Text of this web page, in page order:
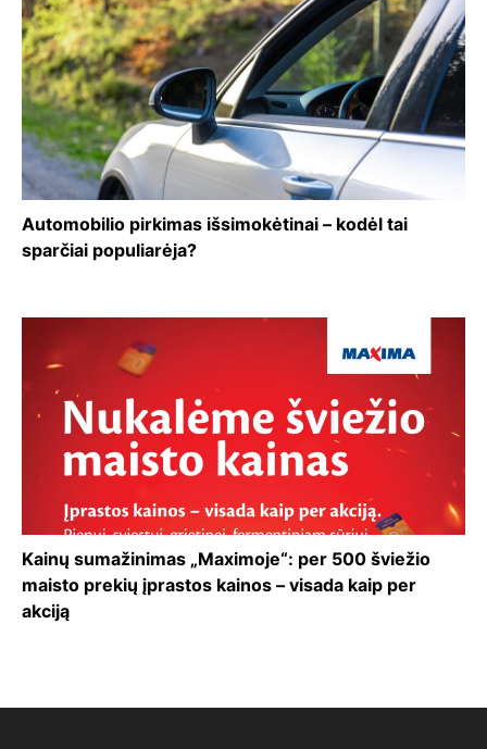
Automobilio pirkimas išsimokėtinai – kodėl tai
sparčiai populiarėja?
Kainų sumažinimas „Maximoje“: per 500 šviežio
maisto prekių įprastos kainos – visada kaip per
akciją